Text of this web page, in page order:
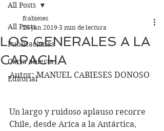
All Posts
Publicaciones
Carta abierta
Editorial
All Posts
LOS GENERALES A LA
CAPACHA
fcabieses
25 jun 2019 3 min de lectura
Autor: MANUEL CABIESES DONOSO
Un largo y ruidoso aplauso recorre
Chile, desde Arica a la Antártica,